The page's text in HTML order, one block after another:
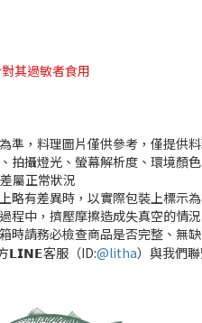
其過敏者食用
準，料理圖片僅供參考，僅提供
拍攝燈光、螢幕解析度、環境顏
屬正常狀況
略有差異時，以實際包裝上標示
程中，擠壓摩擦造成失真空的情
時請務必檢查商品是否完整、無
𝗟𝗜𝗡𝗘客服（ID:@litha）與我們